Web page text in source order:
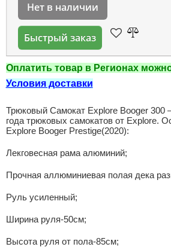
Нет в наличии
Быстрый заказ
Оплатить товар в Регионах
Условия доставки
Трюковый Самокат Explore Booger 300
года трюковых самокатов от Explore.
Explore Booger Prestige(2020):
Лекговесная рама алюминий;
Прочная аллюминиевая полая дека
Руль усиленный;
Ширина руля-50см;
Высота руля от пола-85см;